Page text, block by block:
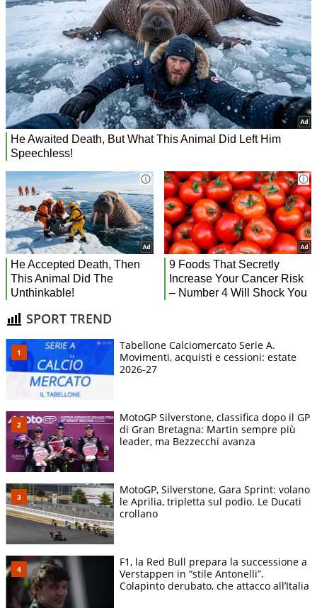
SPORT TREND
Tabellone Calciomercato Serie A.
Movimenti, acquisti e cessioni: estate
2026-27
MotoGP Silverstone, classifica dopo il GP
di Gran Bretagna: Martin sempre più
leader, ma Bezzecchi avanza
MotoGP, Silverstone, Gara Sprint: volano
le Aprilia, tripletta sul podio. Le Ducati
crollano
F1, la Red Bull prepara la successione a
Verstappen in “stile Antonelli”.
Colapinto derubato, che attacco all’Italia